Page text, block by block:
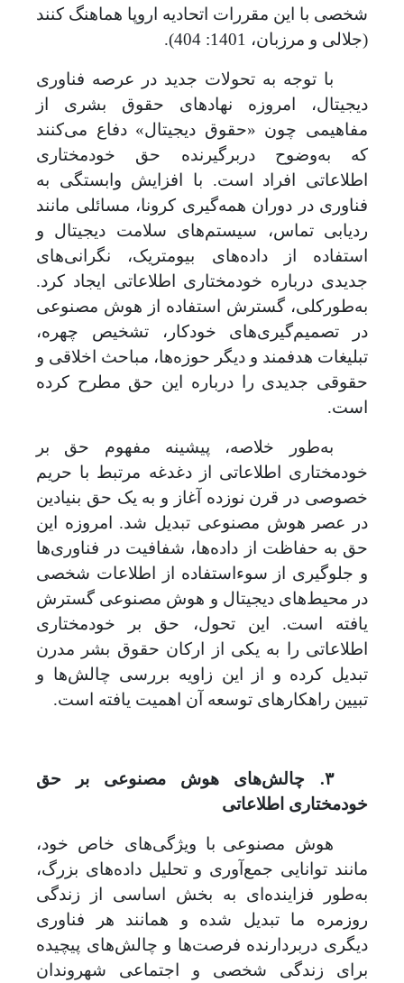
شخصی با این مقررات اتحادیه اروپا هماهنگ کنند
(جلالی و مرزبان، 1401: 404).
با توجه به تحولات جدید در عرصه فناوری
دیجیتال، امروزه نهادهای حقوق بشری از
مفاهیمی چون «حقوق دیجیتال» دفاع میکنند
که به‌وضوح دربرگیرنده حق خودمختاری
اطلاعاتی افراد است. با افزایش وابستگی به
فناوری در دوران همه‌گیری کرونا، مسائلی مانند
ردیابی تماس، سیستم‌های سلامت دیجیتال و
استفاده از داده‌های بیومتریک، نگرانی‌های
جدیدی درباره خودمختاری اطلاعاتی ایجاد کرد.
به‌طورکلی، گسترش استفاده از هوش مصنوعی
در تصمیم‌گیری‌های خودکار، تشخیص چهره،
تبلیغات هدفمند و دیگر حوزه‌ها، مباحث اخلاقی و
حقوقی جدیدی را درباره این حق مطرح کرده
است.
به‌طور خلاصه، پیشینه مفهوم حق بر
خودمختاری اطلاعاتی از دغدغه مرتبط با حریم
خصوصی در قرن نوزده آغاز و به یک حق بنیادین
در عصر هوش مصنوعی تبدیل شد. امروزه این
حق به حفاظت از داده‌ها، شفافیت در فناوری‌ها
و جلوگیری از سوءاستفاده از اطلاعات شخصی
در محیط‌های دیجیتال و هوش مصنوعی گسترش
یافته است. این تحول، حق بر خودمختاری
اطلاعاتی را به یکی از ارکان حقوق بشر مدرن
تبدیل کرده و از این زاویه بررسی چالشها و
تبیین راهکارهای توسعه آن اهمیت یافته است.
۳. چالش‌های هوش مصنوعی بر حق
خودمختاری اطلاعاتی
هوش مصنوعی با ویژگی‌های خاص خود،
مانند توانایی جمع‌آوری و تحلیل داده‌های بزرگ،
به‌طور فزاینده‌ای به بخش اساسی از زندگی
روزمره ما تبدیل شده و همانند هر فناوری
دیگری دربردارنده فرصتها و چالشهای پیچیده
برای زندگی شخصی و اجتماعی شهروندان